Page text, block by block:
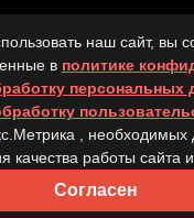
SEGWAY в России.
на сайте
характеристик и
запасных частей и
или публичной
наш сайт, вы
в политике
персональных
, необходимых
качества работы сайта и
Согласен